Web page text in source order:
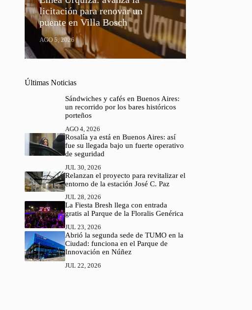
licitación para renovar un
puente en Villa Bosch
AGO 5, 2026
Últimas Noticias
Sándwiches y cafés en Buenos Aires:
un recorrido por los bares históricos
porteños
AGO 4, 2026
Rosalía ya está en Buenos Aires: así
fue su llegada bajo un fuerte operativo
de seguridad
JUL 30, 2026
Relanzan el proyecto para revitalizar el
entorno de la estación José C. Paz
JUL 28, 2026
La Fiesta Bresh llega con entrada
gratis al Parque de la Floralis Genérica
JUL 23, 2026
Abrió la segunda sede de TUMO en la
Ciudad: funciona en el Parque de
Innovación en Núñez
JUL 22, 2026